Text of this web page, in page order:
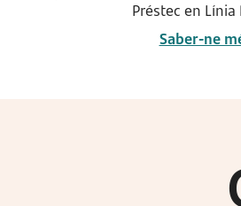
Préstec en Línia
Saber-ne